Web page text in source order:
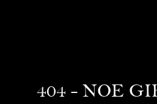
404 - NOE